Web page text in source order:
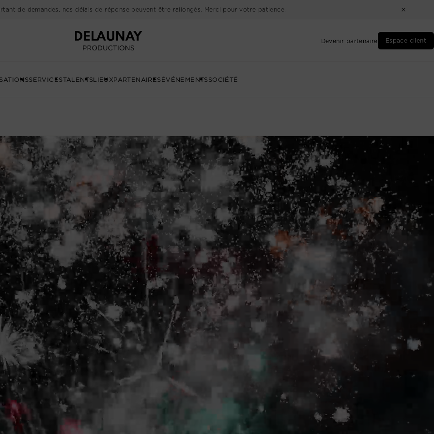
de demandes, nos délais de réponse peuvent être rallongés. Merci pour votre patience.
Devenir partenaire Espace client
SERVICESTALENTSLIEUXPARTENAIRESÉVÉNEMENTSSOCIÉTÉ